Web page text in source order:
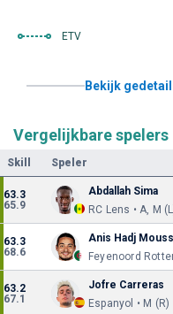
ETV
Bekijk
Vergelijkbare spelers
Skill Speler
63.3
65.9
Abdallah Sima
RC Lens • A, M
63.3
68.6
Anis Hadj
Feyenoord
63.2
67.1
Jofre Carreras
Espanyol • M (R)